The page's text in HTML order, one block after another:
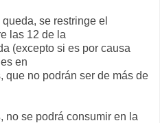
se restringe el
las 12 de la
(excepto si es por causa
en
que no podrán ser de más de
, no se podrá consumir en la